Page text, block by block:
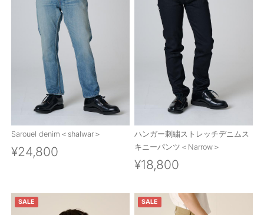
Sarouel denim＜shalwar＞
¥24,800
ハンガー刺繍ストレッチデニムス
キニーパンツ＜Narrow＞
¥18,800
SALE SALE